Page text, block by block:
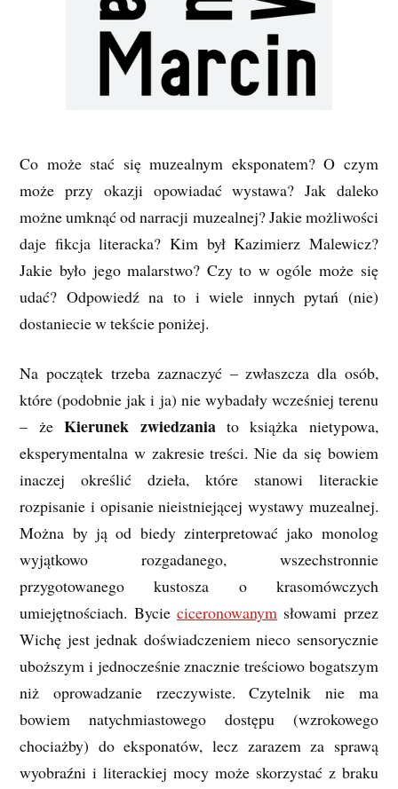
Co może stać się muzealnym eksponatem? O czym
może przy okazji opowiadać wystawa? Jak daleko
możne umknąć od narracji muzealnej? Jakie możliwości
daje fikcja literacka? Kim był Kazimierz Malewicz?
Jakie było jego malarstwo? Czy to w ogóle może się
udać? Odpowiedź na to i wiele innych pytań (nie)
dostaniecie w tekście poniżej.
Na początek trzeba zaznaczyć – zwłaszcza dla osób,
które (podobnie jak i ja) nie wybadały wcześniej terenu
– żeKierunek zwiedzaniato książka nietypowa,
eksperymentalna w zakresie treści. Nie da się bowiem
inaczej określić dzieła, które stanowi literackie
rozpisanie i opisanie nieistniejącej wystawy muzealnej.
Można by ją od biedy zinterpretować jako monolog
wyjątkowo rozgadanego, wszechstronnie
przygotowanego kustosza o krasomówczych
umiejętnościach. Bycie ciceronowanym słowami przez
Wichę jest jednak doświadczeniem nieco sensorycznie
uboższym i jednocześnie znacznie treściowo bogatszym
niż oprowadzanie rzeczywiste. Czytelnik nie ma
bowiem natychmiastowego dostępu (wzrokowego
chociażby) do eksponatów, lecz zarazem za sprawą
wyobraźni i literackiej mocy może skorzystać z braku